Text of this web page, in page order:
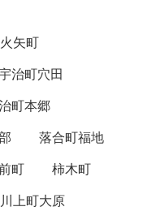
矢町
治町穴田
町本郷
落合町福地
町
柿木町
川上町大原